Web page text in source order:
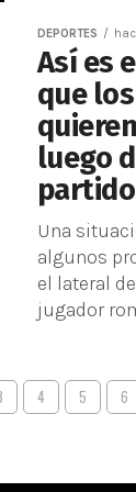
DEPORTES
Así es
que
luego
Una
algunos
el lateral
jugador
4 5 6